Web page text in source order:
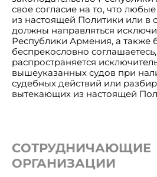
свое согласие на то, что
из настоящей Политики или в
должны направляться
Республики Армения, а также
беспрекословно
распространяется
вышеуказанных судов при
судебных действий или
вытекающих из настоящей
СОТРУДНИЧАЮЩИЕ
ОРГАНИЗАЦИИ